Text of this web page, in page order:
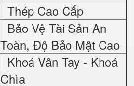
Thép Cao Cấp
Bảo Vệ Tài Sản An
Toàn, Độ Bảo Mật Cao
Khoá Vân Tay - Khoá
Chìa